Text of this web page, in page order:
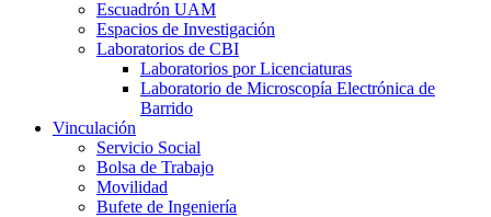
Escuadrón UAM
Espacios de Investigación
Laboratorios de CBI
Laboratorios por Licenciaturas
Laboratorio de Microscopía Electrónica de
Barrido
Vinculación
Servicio Social
Bolsa de Trabajo
Movilidad
Bufete de Ingeniería